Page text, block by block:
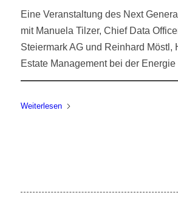
Eine Veranstaltung des Next
mit Manuela Tilzer, Chief Data
Steiermark AG und Reinhard Möstl,
Estate Management bei der Energie
Weiterlesen